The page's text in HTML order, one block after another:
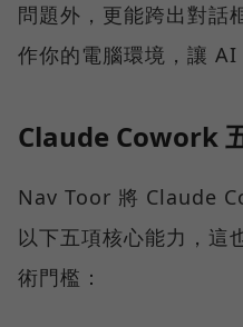
問題外，更能跨出對話
作你的電腦環境，讓 AI
Claude Cowork
Nav Toor 將 Claude
以下五項核心能力，這
術門檻：